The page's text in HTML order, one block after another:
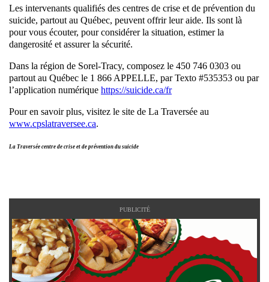
Les intervenants qualifiés des centres de crise et de prévention du
suicide, partout au Québec, peuvent offrir leur aide. Ils sont là
pour vous écouter, pour considérer la situation, estimer la
dangerosité et assurer la sécurité.
Dans la région de Sorel-Tracy, composez le 450 746 0303 ou
partout au Québec le 1 866 APPELLE, par Texto #535353 ou par
l’application numérique https://suicide.ca/fr
Pour en savoir plus, visitez le site de La Traversée au
www.cpslatraversee.ca.
La Traversée centre de crise et de prévention du suicide
PUBLICITÉ